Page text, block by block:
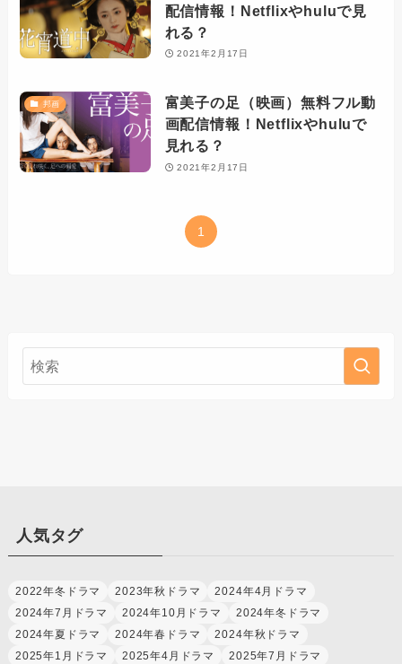
配信情報！Netflixやhuluで見
れる？
2021年2月17日
邦画
富美子の足（映画）無料フル動
画配信情報！Netflixやhuluで
見れる？
2021年2月17日
1
人気タグ
2022年冬ドラマ 2023年秋ドラマ
2024年4月ドラマ
2024年7月ドラマ
2024年10月ドラマ
2024年冬ドラマ
2024年夏ドラマ
2024年春ドラマ
2024年秋ドラマ
2025年1月ドラマ
2025年4月ドラマ
2025年7月ドラマ